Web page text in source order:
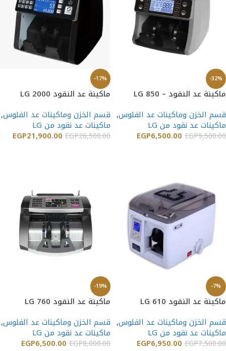
-32%
ماكينة عد النقود – LG 850
قسم الخزن وماكينات عد الفلوس,
ماكينات عد نقود من LG
EGP9,500.00
EGP6,500.00
-17%
ماكينة عد النقود LG 2000
قسم الخزن وماكينات عد الفلوس,
ماكينات عد نقود من LG
EGP26,500.00
EGP21,900.00
-7%
ماكينة عد النقود LG 610
قسم الخزن وماكينات عد الفلوس,
ماكينات عد نقود من LG
EGP7,500.00
EGP6,950.00
-19%
ماكينة عد النقود LG 760
قسم الخزن وماكينات عد الفلوس,
ماكينات عد نقود من LG
EGP8,000.00
EGP6,500.00